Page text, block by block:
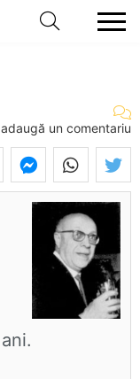
adaugă un comentariu
ani.